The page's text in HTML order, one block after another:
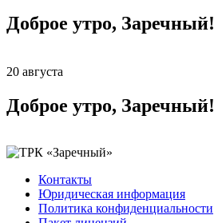
Доброе утро, Заречный!
20 августа
Доброе утро, Заречный!
Контакты
Юридическая информация
Политика конфиденциальности